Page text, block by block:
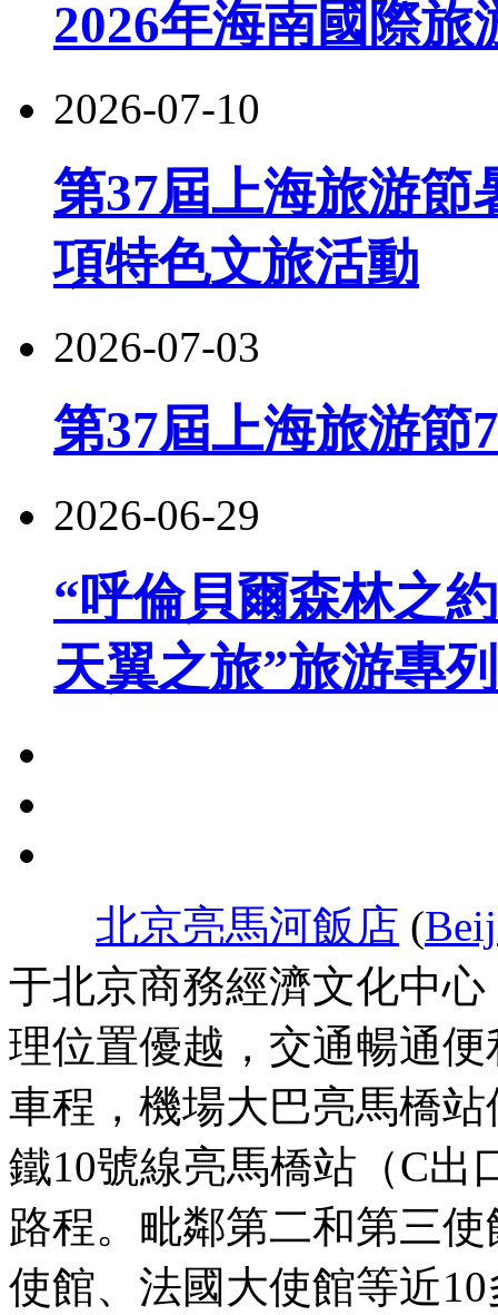
2026年海南國際
2026-07-10
第37屆上海旅游節
項特色文旅活動
2026-07-03
第37屆上海旅游節
2026-06-29
“呼倫貝爾森林之
天翼之旅”旅游專
北京亮馬河飯店 (
于北京商務經濟文化中
理位置優越，交通暢通
車程，機場大巴亮馬橋
鐵10號線亮馬橋站（C出
路程。毗鄰第二和第三
使館、法國大使館等近